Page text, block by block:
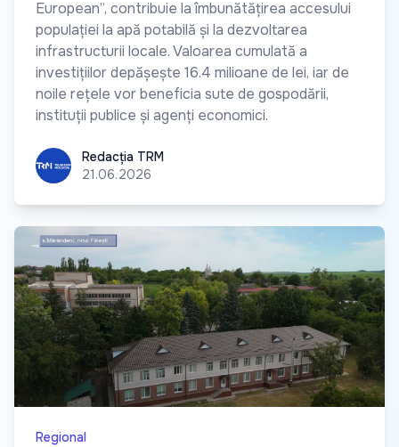
European”, contribuie la îmbunătățirea accesului
populației la apă potabilă și la dezvoltarea
infrastructurii locale. Valoarea cumulată a
investițiilor depășește 16.4 milioane de lei, iar de
noile rețele vor beneficia sute de gospodării,
instituții publice și agenți economici.
Redacția TRM
Redacția TRM
21.06.2026
Regional